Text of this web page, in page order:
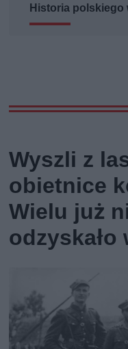
Historia polskiego
Wyszli z
obietnice
Wielu już
odzyskało